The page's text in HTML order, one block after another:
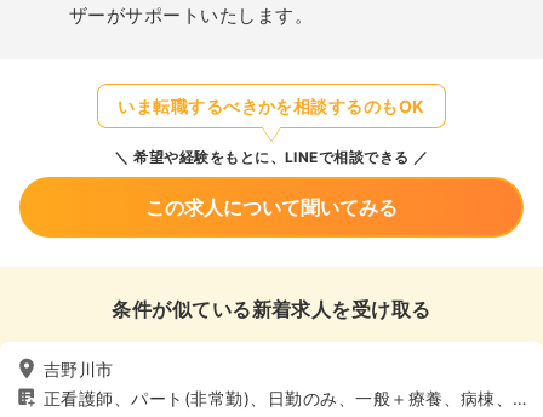
ザーがサポートいたします。
いま転職するべきかを相談するのもOK
希望や経験をもとに、LINEで相談できる
この求人について聞いてみる
条件が似ている新着求人を受け取る
吉野川市
正看護師、パート(非常勤)、日勤のみ、一般＋療養、病棟、4